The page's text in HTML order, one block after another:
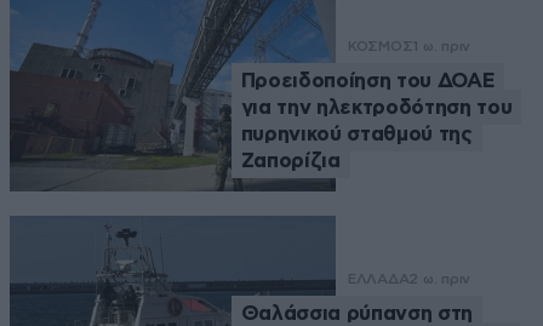
ΚΟΣΜΟΣ 1 ω. πριν
Προειδοποίηση του ΔΟΑΕ
για την ηλεκτροδότηση του
πυρηνικού σταθμού της
Ζαπορίζια
ΕΛΛΑΔΑ2 ω. πριν
Θαλάσσια ρύπανση στη